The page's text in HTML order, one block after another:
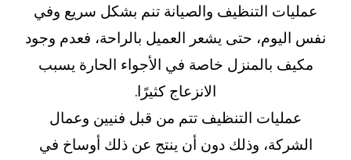
عمليات التنظيف والصيانة تنم بشكل سريع وفي
نفس اليوم، حتى يشعر العميل بالراحة، فعدم وجود
مكيف بالمنزل خاصة في الأجواء الحارة يسبب
الانزعاج كثيرًا.
عمليات التنظيف تتم من قبل فنيين وعمال
الشركة، وذلك دون أن ينتج عن ذلك أوساخ في